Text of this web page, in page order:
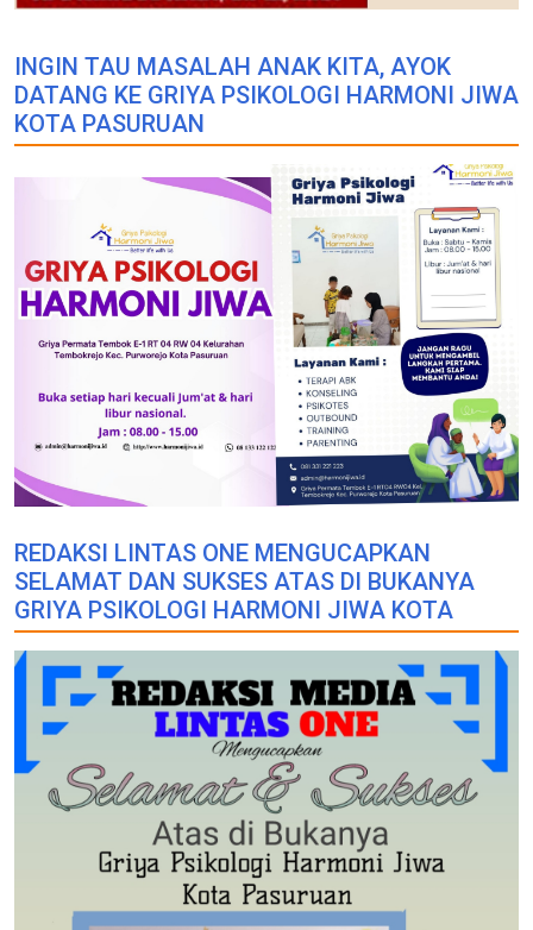
INGIN TAU MASALAH ANAK KITA, AYOK
DATANG KE GRIYA PSIKOLOGI HARMONI JIWA
KOTA PASURUAN
REDAKSI LINTAS ONE MENGUCAPKAN
SELAMAT DAN SUKSES ATAS DI BUKANYA
GRIYA PSIKOLOGI HARMONI JIWA KOTA